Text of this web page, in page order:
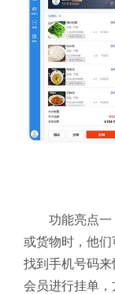
功能亮点
或货物时，他
找到手机号码
会员进行挂单，